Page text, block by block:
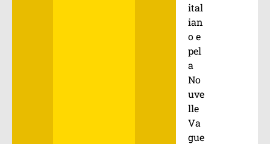
ital
ian
o e
pel
a
No
uve
lle
Va
gue